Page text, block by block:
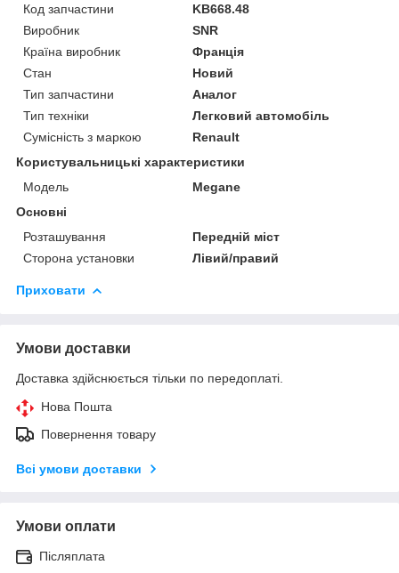
Код запчастини
KB668.48
Виробник
SNR
Країна виробник
Франція
Стан
Новий
Тип запчастини
Аналог
Тип техніки
Легковий автомобіль
Сумісність з маркою
Renault
Користувальницькі характеристики
Мoдель
Megane
Основні
Розташування
Передній міст
Сторона установки
Лівий/правий
Приховати
Умови доставки
Доставка здійснюється тільки по передоплаті.
Нова Пошта
Повернення товару
Всі умови доставки
Умови оплати
Післяплата